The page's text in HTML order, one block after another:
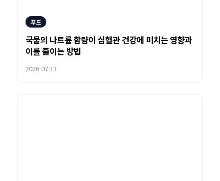
푸드
국물의 나트륨 함량이 심혈관 건강에 미치는 영향과
이를 줄이는 방법
2026-07-11